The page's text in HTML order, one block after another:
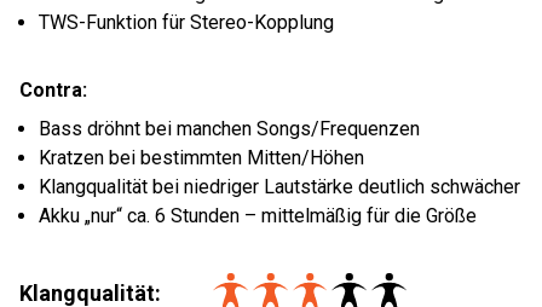
TWS-Funktion für Stereo-Kopplung
Contra:
Bass dröhnt bei manchen Songs/Frequenzen
Kratzen bei bestimmten Mitten/Höhen
Klangqualität bei niedriger Lautstärke deutlich schwächer
Akku „nur“ ca. 6 Stunden – mittelmäßig für die Größe
Klangqualität: